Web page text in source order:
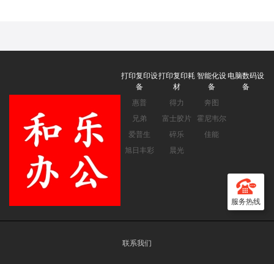
打印复印设
备
惠普
兄弟
爱普生
旭日丰彩
打印复印耗
材
得力
富士胶片
碎乐
晨光
智能化设
备
奔图
霍尼韦尔
佳能
电脑数码设
备
联系我们
服务热线